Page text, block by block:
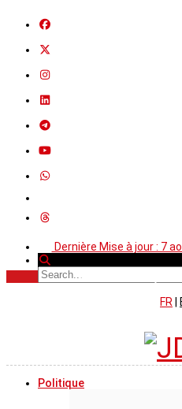
Dernière Mise à jour : 7
Dernière Mise à jour
FR
Politique